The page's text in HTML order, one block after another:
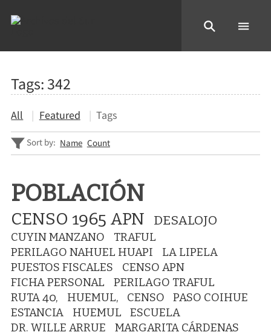
Tags: 342
All Featured Tags
Sort by: Name Count
POBLACIÓN
CENSO 1965 APN DESALOJO
CUYIN MANZANO
TRAFUL
PERILAGO NAHUEL HUAPI
LA LIPELA
PUESTOS FISCALES
CENSO APN
FICHA PERSONAL
PERILAGO TRAFUL
RUTA 40,
HUEMUL, CENSO
PASO COIHUE
ESTANCIA
HUEMUL
ESCUELA
DR. WILLE ARRUE
MARGARITA CÁRDENAS